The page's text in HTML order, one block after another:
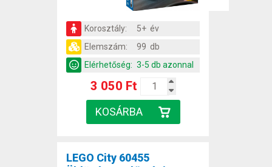
Korosztály:
5+ év
Elemszám:
99 db
Elérhetőség: 3-5 db azonnal
3 050 Ft
LEGO City 60455